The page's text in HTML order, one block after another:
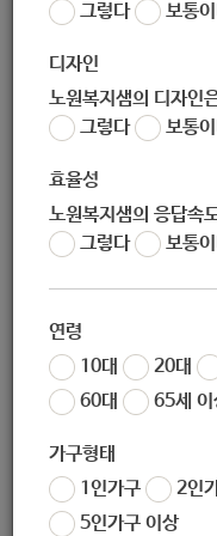
그렇다
보통
디자인
노원복지샘의 디자인
그렇다
보통
효율성
노원복지샘의 응답속
그렇다
보통
연령
10대
20대
60대
65세 이
가구형태
1인가구
2인
5인가구 이상
[온가족보
돌봄부모
지원대상
1. 지원대상: 경계선